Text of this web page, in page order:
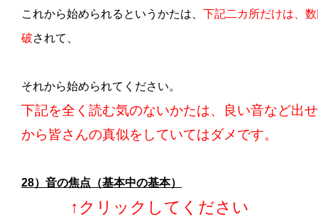
これから始められるというかたは、 下記二カ所だけは、
破されて、
それから始められてください。
下記を全く読む気のないかたは、良い音など出
から皆さんの真似をしていてはダメです。
28）音の焦点（基本中の基本）
↑クリックしてください